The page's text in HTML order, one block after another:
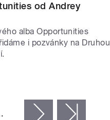
od Andrey
alba Opportunities
i pozvánky na Druhou
následující ›